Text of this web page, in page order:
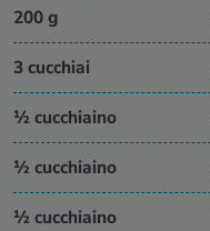
200 g
3 cucchiai
½ cucchiaino
½ cucchiaino
½ cucchiaino